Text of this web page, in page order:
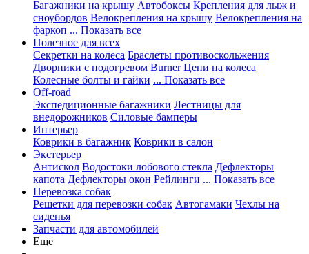
Багажники на крышу Автобоксы Крепления для лыж и
сноубордов Велокрепления на крышу Велокрепления на
фаркоп ... Показать все
Полезное для всех
Секретки на колеса Браслеты противоскольжения
Дворники с подогревом Burner Цепи на колеса
Колесные болты и гайки ... Показать все
Off-road
Экспедиционные багажники Лестницы для
внедорожников Силовые бамперы
Интерьер
Коврики в багажник Коврики в салон
Экстерьер
Антискол Водостоки лобового стекла Дефлекторы
капота Дефлекторы окон Рейлинги ... Показать все
Перевозка собак
Решетки для перевозки собак Автогамаки Чехлы на
сиденья
Запчасти для автомобилей
Еще